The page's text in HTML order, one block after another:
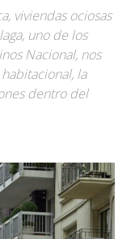
viviendas ociosas
uno de los
Nacional, nos
la
dentro del